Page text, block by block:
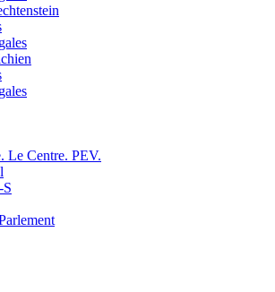
Le Centre. PEV.